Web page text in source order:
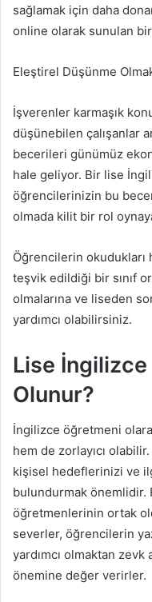
sağlamak için daha
online olarak sunulan
Eleştirel Düşünme
İşverenler karmaşık
düşünebilen çalışanlar
becerileri günümüz
hale geliyor. Bir lise
öğrencilerinizin bu
olmada kilit bir rol
Öğrencilerin okudukları
teşvik edildiği bir sınıf
olmalarına ve liseden
yardımcı olabilirsiniz.
Lise İngilizce
Olunur?
İngilizce öğretmeni
hem de zorlayıcı
kişisel hedeflerinizi ve
bulundurmak önemlidir.
öğretmenlerinin ortak
severler, öğrencilerin
yardımcı olmaktan zevk
önemine değer verirler.